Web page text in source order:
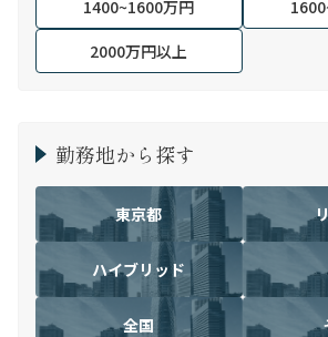
1400~1600万円
2000万円以上
勤務地から探す
東京都
ハイブリッド
全国